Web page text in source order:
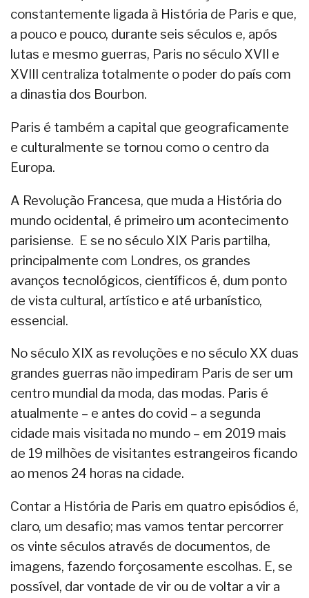
constantemente ligada à História de Paris e que,
a pouco e pouco, durante seis séculos e, após
lutas e mesmo guerras, Paris no século XVII e
XVIII centraliza totalmente o poder do país com
a dinastia dos Bourbon.
Paris é também a capital que geograficamente
e culturalmente se tornou como o centro da
Europa.
A Revolução Francesa, que muda a História do
mundo ocidental, é primeiro um acontecimento
parisiense. E se no século XIX Paris partilha,
principalmente com Londres, os grandes
avanços tecnológicos, científicos é, dum ponto
de vista cultural, artístico e até urbanístico,
essencial.
No século XIX as revoluções e no século XX duas
grandes guerras não impediram Paris de ser um
centro mundial da moda, das modas. Paris é
atualmente – e antes do covid – a segunda
cidade mais visitada no mundo – em 2019 mais
de 19 milhões de visitantes estrangeiros ficando
ao menos 24 horas na cidade.
Contar a História de Paris em quatro episódios é,
claro, um desafio; mas vamos tentar percorrer
os vinte séculos através de documentos, de
imagens, fazendo forçosamente escolhas. E, se
possível, dar vontade de vir ou de voltar a vir a